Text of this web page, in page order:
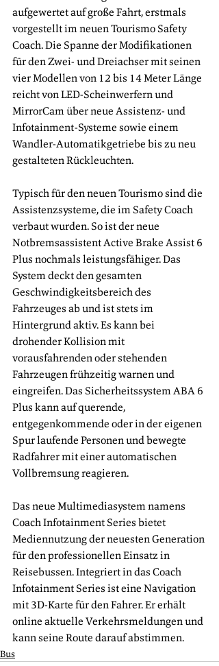
aufgewertet auf große Fahrt, erstmals
vorgestellt im neuen Tourismo Safety
Coach. Die Spanne der Modifikationen
für den Zwei- und Dreiachser mit seinen
vier Modellen von 12 bis 14 Meter Länge
reicht von LED-Scheinwerfern und
MirrorCam über neue Assistenz- und
Infotainment-Systeme sowie einem
Wandler-Automatikgetriebe bis zu neu
gestalteten Rückleuchten.
Typisch für den neuen Tourismo sind die
Assistenzsysteme, die im Safety Coach
verbaut wurden. So ist der neue
Notbremsassistent Active Brake Assist 6
Plus nochmals leistungsfähiger. Das
System deckt den gesamten
Geschwindigkeitsbereich des
Fahrzeuges ab und ist stets im
Hintergrund aktiv. Es kann bei
drohender Kollision mit
vorausfahrenden oder stehenden
Fahrzeugen frühzeitig warnen und
eingreifen. Das Sicherheitssystem ABA 6
Plus kann auf querende,
entgegenkommende oder in der eigenen
Spur laufende Personen und bewegte
Radfahrer mit einer automatischen
Vollbremsung reagieren.
Das neue Multimediasystem namens
Coach Infotainment Series bietet
Mediennutzung der neuesten Generation
für den professionellen Einsatz in
Reisebussen. Integriert in das Coach
Infotainment Series ist eine Navigation
mit 3D-Karte für den Fahrer. Er erhält
online aktuelle Verkehrsmeldungen und
kann seine Route darauf abstimmen.
Bus